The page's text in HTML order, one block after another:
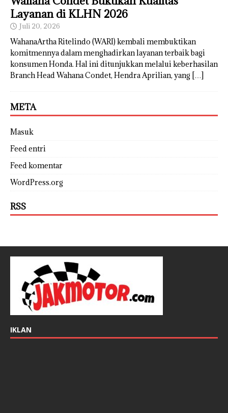
Layanan di KLHN 2026
Juli 20, 2026
WahanaArtha Ritelindo (WARI) kembali membuktikan
komitmennya dalam menghadirkan layanan terbaik bagi
konsumen Honda. Hal ini ditunjukkan melalui keberhasilan
Branch Head Wahana Condet, Hendra Aprilian, yang […]
META
Masuk
Feed entri
Feed komentar
WordPress.org
RSS
IKLAN